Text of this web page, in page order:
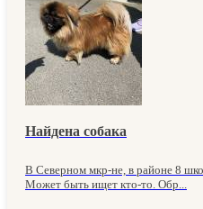
Найдена собака
В Северном мкр-не, в районе 8
Может быть ищет кто-то. Обр...